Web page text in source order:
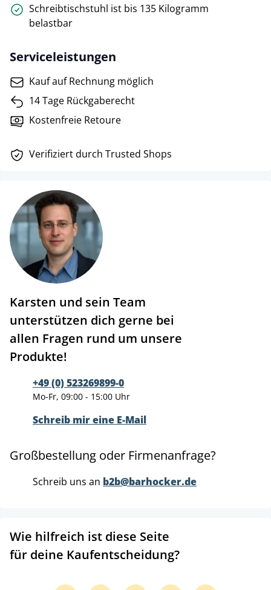
Schreibtischstuhl ist bis 135 Kilogramm
belastbar
Serviceleistungen
Kauf auf Rechnung möglich
14 Tage Rückgaberecht
Kostenfreie Retoure
Verifiziert durch Trusted Shops
Karsten und sein Team
unterstützen dich gerne bei
allen Fragen rund um unsere
Produkte!
+49 (0) 523269899-0
Mo-Fr, 09:00 - 15:00 Uhr
Schreib mir eine E-Mail
Großbestellung oder Firmenanfrage?
Schreib uns an b2b@barhocker.de
Wie hilfreich ist diese Seite
für deine Kaufentscheidung?